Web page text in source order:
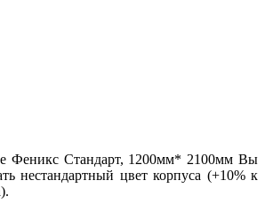
Феникс Стандарт, 1200мм* 2100мм Вы
нестандартный цвет корпуса (+10% к